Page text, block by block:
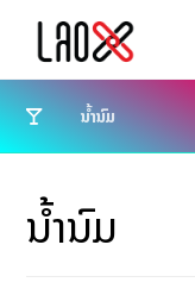
ນ້ຳນົມ
ນ້ຳນົມ